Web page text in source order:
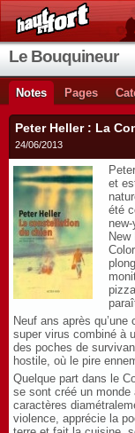
Le Bouquineur
Notes Pages
Peter Heller : La
24/06/2013
et
été
New
Neuf ans après
super virus combiné à
des poches de
hostile, où le pire
Quelque part dans le
se sont créé un monde
caractères
violence, apprécie la